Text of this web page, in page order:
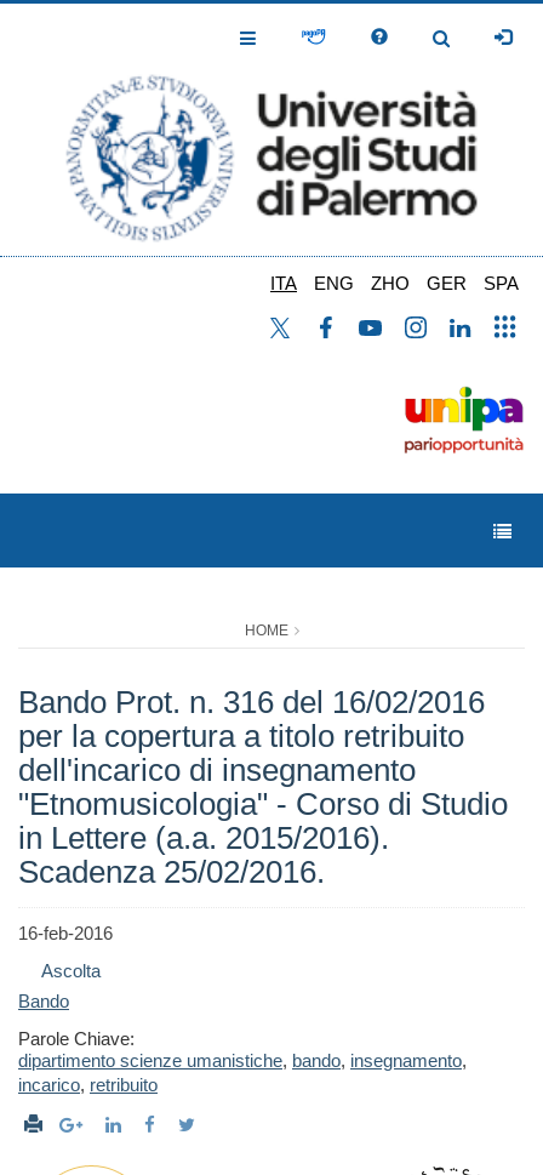
Toggle
Toggle
ITA ENG ZHO GER SPA
HOME
Bando Prot. n. 316 del 16/02/2016
per la copertura a titolo retribuito
dell'incarico di insegnamento
"Etnomusicologia" - Corso di Studio
in Lettere (a.a. 2015/2016).
Scadenza 25/02/2016.
16-feb-2016
Ascolta
Bando
Parole Chiave:
dipartimento scienze umanistiche, bando, insegnamento,
incarico, retribuito